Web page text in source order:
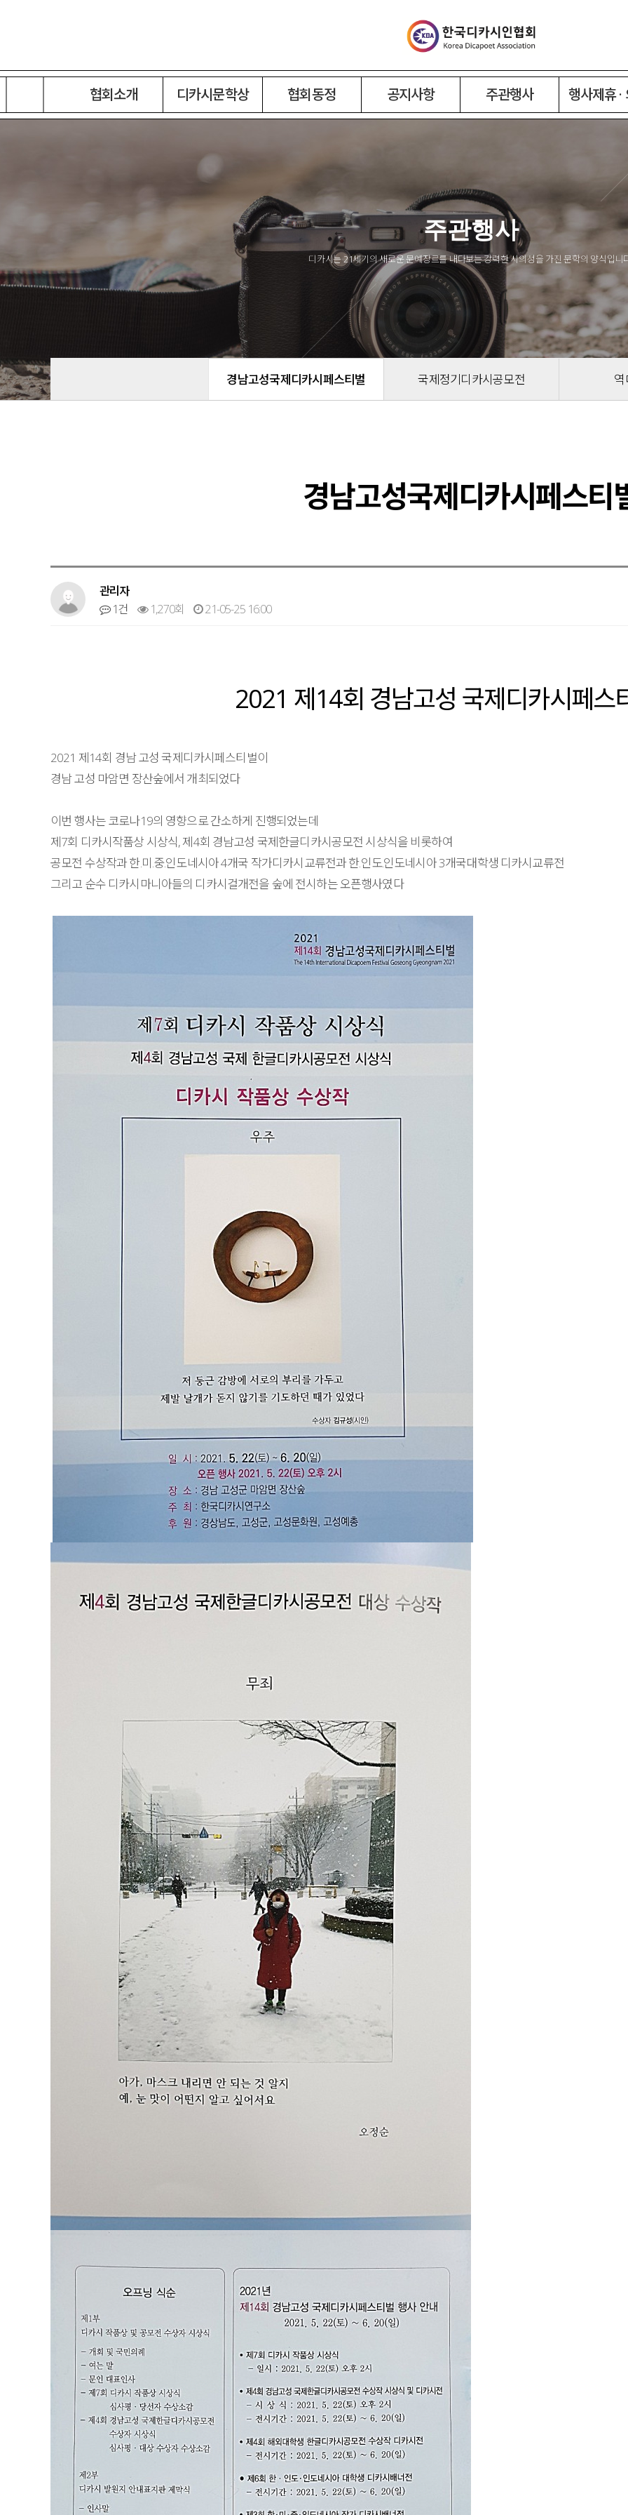
협회소개 디카시문학상 협회동정 공지사항 주관행사 행사제휴 ·
주관행사
디카시는 21세기의 새로운 문예장르를 내다보는 강력한 시의성을 가진 문학의 양식입니
경남고성국제디카시페스티벌 국제정기디카시공모전
경남고성국제디카시페스티
관리자
1건
1,270회 21-05-25 16:00
2021 제14회 경남고성 국제디카시페스
2021 제14회 경남 고성 국제디카시페스티벌이
경남 고성 마암면 장산숲에서 개최되었다
이번 행사는 코로나19의 영향으로 간소하게 진행되었는데
제7회 디카시작품상 시상식, 제4회 경남고성 국제한글디카시공모전 시상식을 비롯하여
공모전 수상작과 한.미.중.인도네시아 4개국 작가디카시교류전과 한.인도.인도네시아 3개국대학생 디카시교류전
그리고 순수 디카시마니아들의 디카시걸개전을 숲에 전시하는 오픈행사였다